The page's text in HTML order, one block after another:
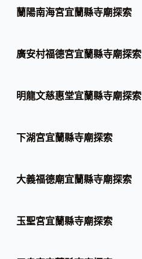
蘭陽南海宮宜蘭縣寺廟探索
廣安村福德宮宜蘭縣寺廟探索
明龍文慈惠堂宜蘭縣寺廟探索
下湖宮宜蘭縣寺廟探索
大義福德廟宜蘭縣寺廟探索
玉聖宮宜蘭縣寺廟探索